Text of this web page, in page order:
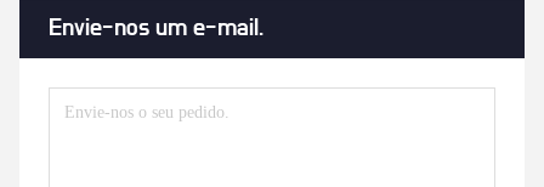
Envie-nos um e-mail.